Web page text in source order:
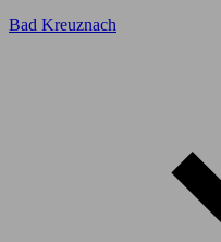
Bad Kreuznach